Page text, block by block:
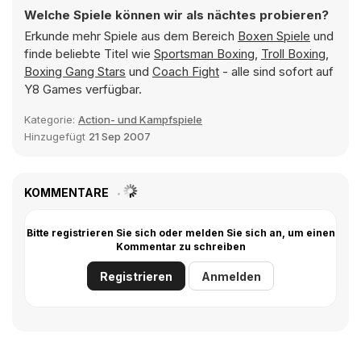
Welche Spiele können wir als nächtes probieren?
Erkunde mehr Spiele aus dem Bereich Boxen Spiele und
finde beliebte Titel wie Sportsman Boxing, Troll Boxing,
Boxing Gang Stars und Coach Fight - alle sind sofort auf
Y8 Games verfügbar.
Kategorie: Action- und Kampfspiele
Hinzugefügt 21 Sep 2007
KOMMENTARE
Bitte registrieren Sie sich oder melden Sie sich an, um einen
Kommentar zu schreiben
Registrieren Anmelden